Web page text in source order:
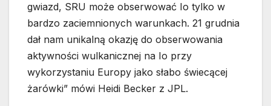
gwiazd, SRU może obserwować Io tylko w
bardzo zaciemnionych warunkach. 21 grudnia
dał nam unikalną okazję do obserwowania
aktywności wulkanicznej na Io przy
wykorzystaniu Europy jako słabo świecącej
żarówki” mówi Heidi Becker z JPL.